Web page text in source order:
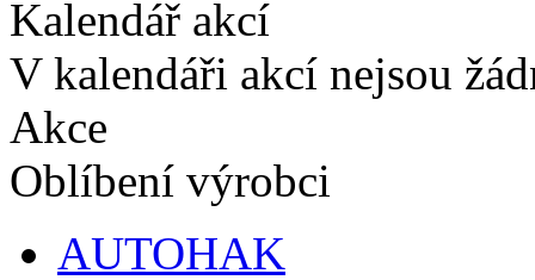
Kalendář akcí
V kalendáři akcí nejsou
Akce
Oblíbení výrobci
AUTOHAK